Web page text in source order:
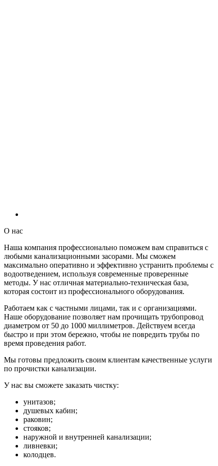
О нас
Наша компания профессионально поможем вам справиться с
любыми канализационными засорами. Мы сможем
максимально оперативно и эффективно устранить проблемы с
водоотведением, используя современные проверенные
методы. У нас отличная материально-техническая база,
которая состоит из профессионального оборудования.
Работаем как с частными лицами, так и с организациями.
Наше оборудование позволяет нам прочищать трубопровод
диаметром от 50 до 1000 миллиметров. Действуем всегда
быстро и при этом бережно, чтобы не повредить трубы по
время проведения работ.
Мы готовы предложить своим клиентам качественные услуги
по прочистки канализации.
У нас вы сможете заказать чистку:
унитазов;
душевых кабин;
раковин;
стояков;
наружной и внутренней канализации;
ливневки;
колодцев.